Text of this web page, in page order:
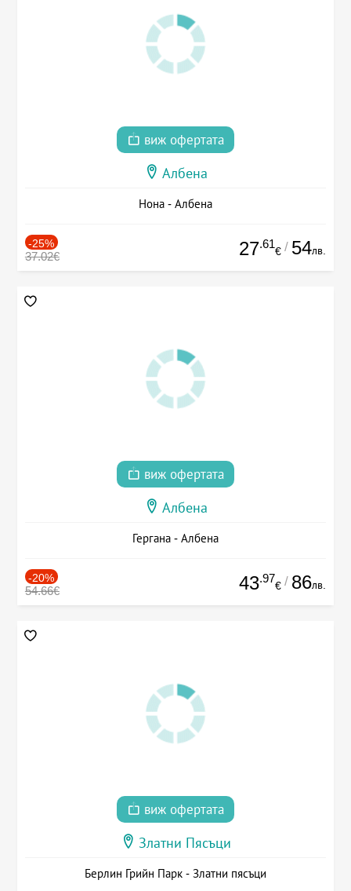
виж офертата
Албена
Нона - Албена
-25%
37.02€ 27.61
€ / 54лв.
виж офертата
Албена
Гергана - Албена
-20%
54.66€ 43.97
€ / 86лв.
виж офертата
Златни Пясъци
Берлин Грийн Парк - Златни пясъци